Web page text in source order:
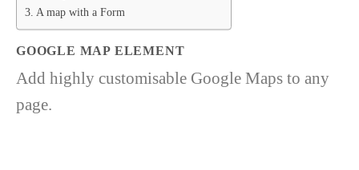
A map with a Form
GOOGLE MAP ELEMENT
Add highly customisable Google Maps to any
page.